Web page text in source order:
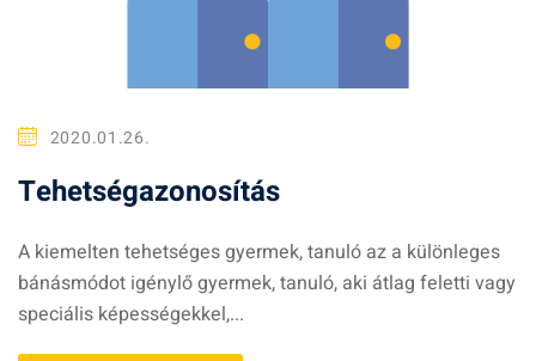
2020.01.26.
Tehetségazonosítás
A kiemelten tehetséges gyermek, tanuló az a különleges
bánásmódot igénylő gyermek, tanuló, aki átlag feletti vagy
speciális képességekkel,...